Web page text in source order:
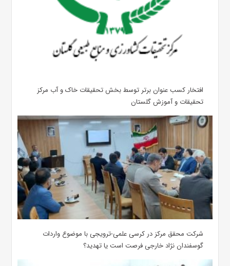
افتخار کسب عنوان برتر توسط بخش تحقیقات خاک و آب مرکز
تحقیقات و آموزش گلستان
شرکت محقق مرکز در کرسی علمی-ترویجی با موضوع واردات
گوسفندان نژاد خارجی فرصت است یا تهدید؟